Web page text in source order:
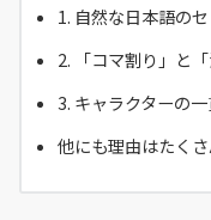
1. 自然な日本語の
2. 「コマ割り」と
3. キャラクターの
他にも理由はたく